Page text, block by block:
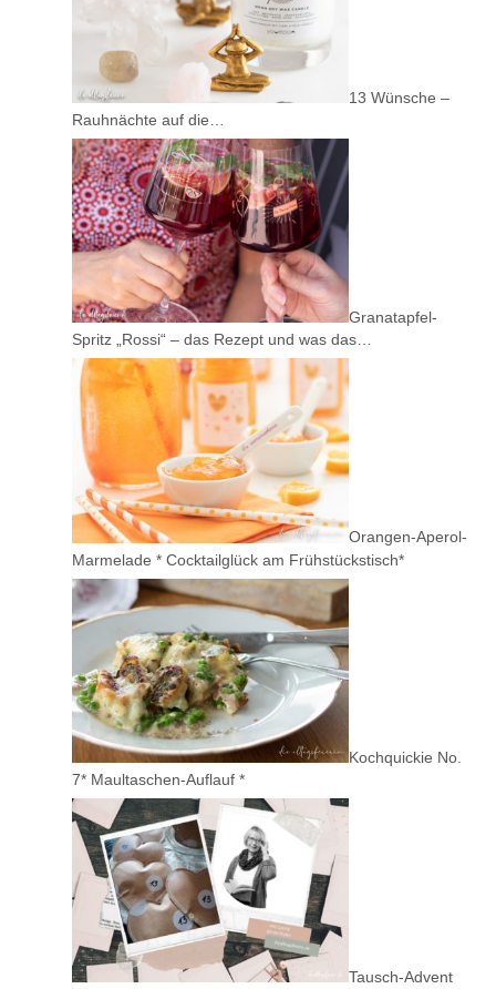
13 Wünsche –
Rauhnächte auf die…
Granatapfel-
Spritz „Rossi“ – das Rezept und was das…
Orangen-Aperol-
Marmelade * Cocktailglück am Frühstückstisch*
Kochquickie No.
7* Maultaschen-Auflauf *
Tausch-Advent